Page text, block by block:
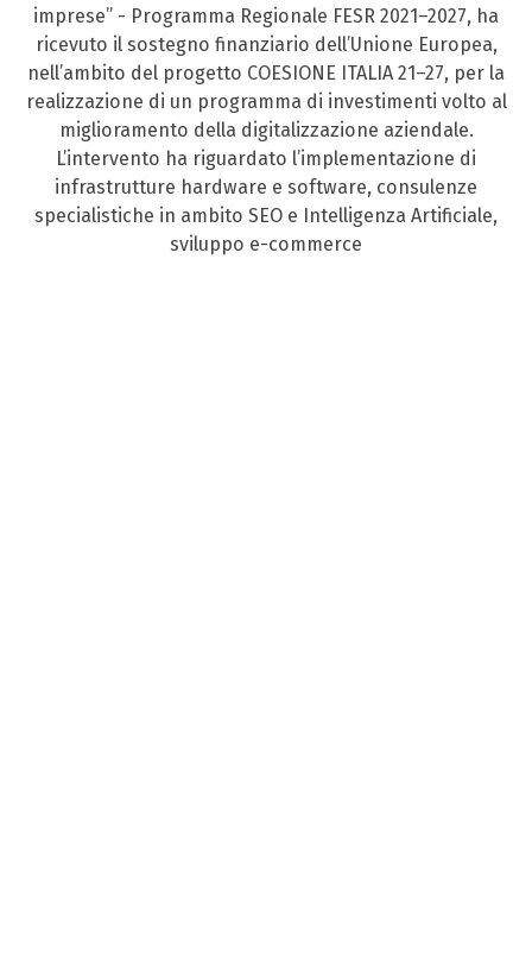
imprese” - Programma Regionale FESR 2021–2027, ha
ricevuto il sostegno finanziario dell’Unione Europea,
nell’ambito del progetto COESIONE ITALIA 21–27, per la
realizzazione di un programma di investimenti volto al
miglioramento della digitalizzazione aziendale.
L’intervento ha riguardato l’implementazione di
infrastrutture hardware e software, consulenze
specialistiche in ambito SEO e Intelligenza Artificiale,
sviluppo e-commerce